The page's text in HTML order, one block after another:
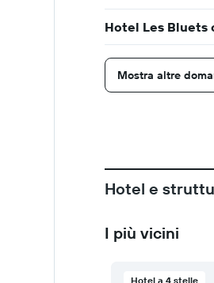
Hotel Les Bluets
Mostra altre
Hotel e
I più vicini
Hotel a 4 stelle